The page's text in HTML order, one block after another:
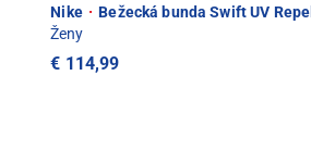
Nike · Bežecká bunda Swift UV Repel
Ženy
€ 114,99